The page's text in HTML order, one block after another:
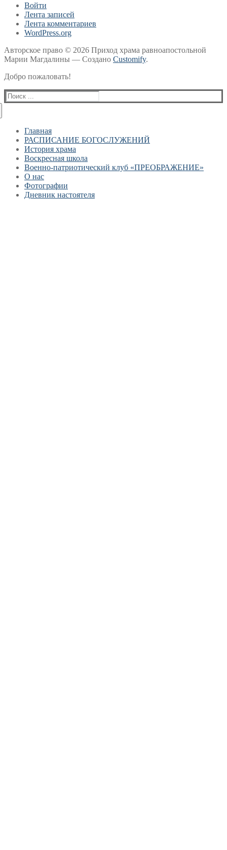
Войти
Лента записей
Лента комментариев
WordPress.org
Авторское право © 2026 Приход храма равноапостольной
Марии Магдалины — Создано Customify.
Добро пожаловать!
Найти:
Главная
РАСПИСАНИЕ БОГОСЛУЖЕНИЙ
История храма
Воскресная школа
Военно-патриотический клуб «ПРЕОБРАЖЕНИЕ»
О нас
Фотографии
Дневник настоятеля